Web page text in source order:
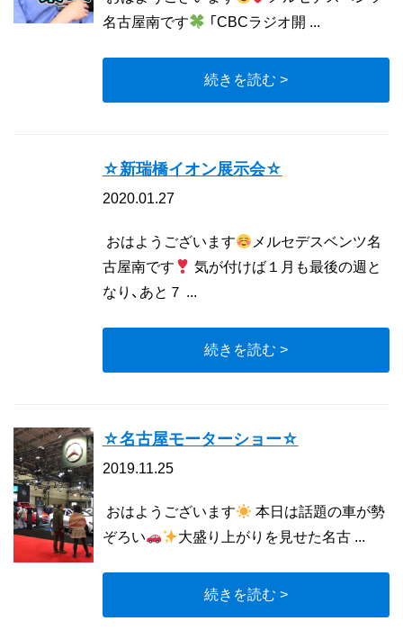
名古屋南です
「CBCラジオ開 ...
続きを読む >
☆新瑞橋イオン展示会☆
2020.01.27
おはようございます
メルセデスベンツ名
古屋南です
気が付けば１月も最後の週と
なり、あと７ ...
続きを読む >
☆名古屋モーターショー☆
2019.11.25
おはようございます
本日は話題の車が勢
ぞろい
大盛り上がりを見せた名古 ...
続きを読む >